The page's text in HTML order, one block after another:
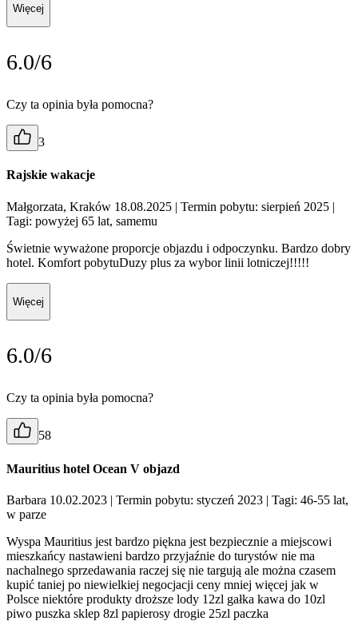
Więcej
6.0/6
Czy ta opinia była pomocna?
3
Rajskie wakacje
Małgorzata, Kraków 18.08.2025 | Termin pobytu: sierpień 2025 |
Tagi: powyżej 65 lat, samemu
Świetnie wyważone proporcje objazdu i odpoczynku. Bardzo dobry
hotel. Komfort pobytuDuzy plus za wybor linii lotniczej!!!!!
Więcej
6.0/6
Czy ta opinia była pomocna?
58
Mauritius hotel Ocean V objazd
Barbara 10.02.2023 | Termin pobytu: styczeń 2023 | Tagi: 46-55 lat,
w parze
Wyspa Mauritius jest bardzo piękna jest bezpiecznie a miejscowi
mieszkańcy nastawieni bardzo przyjaźnie do turystów nie ma
nachalnego sprzedawania raczej się nie targują ale można czasem
kupić taniej po niewielkiej negocjacji ceny mniej więcej jak w
Polsce niektóre produkty droższe lody 12zl gałka kawa do 10zl
piwo puszka sklep 8zl papierosy drogie 25zl paczka